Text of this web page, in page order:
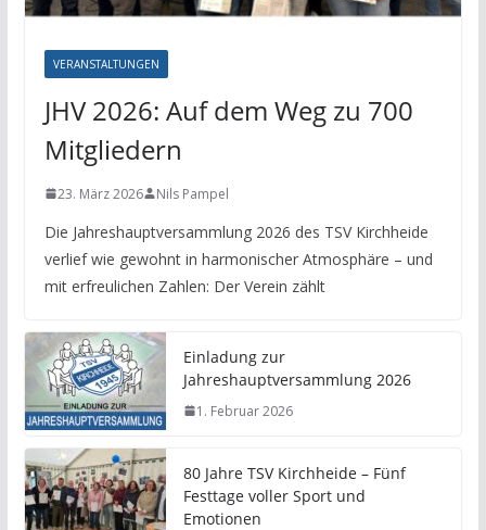
VERANSTALTUNGEN
JHV 2026: Auf dem Weg zu 700
Mitgliedern
23. März 2026 Nils Pampel
Die Jahreshauptversammlung 2026 des TSV Kirchheide
verlief wie gewohnt in harmonischer Atmosphäre – und
mit erfreulichen Zahlen: Der Verein zählt
Einladung zur
Jahreshauptversammlung 2026
1. Februar 2026
80 Jahre TSV Kirchheide – Fünf
Festtage voller Sport und
Emotionen